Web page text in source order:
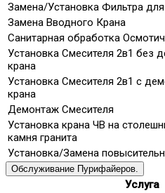
Замена/Установка Фильтра
Замена Вводного Крана
Санитарная обработка
Установка Смесителя 2в1 без
крана
Установка Смесителя 2в1 с
крана
Демонтаж Смесителя
Установка крана ЧВ на
камня гранита
Установка/Замена
Обслуживание Пурифайеров.
Услуга